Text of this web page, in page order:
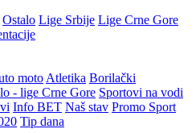
Ostalo Lige Srbije Lige Crne Gore
moto Atletika Borilački
- lige Crne Gore Sportovi na vodi
Info BET Naš stav Promo Sport
Tip dana